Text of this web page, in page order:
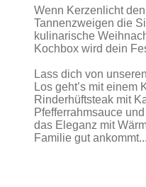
Wenn Kerzenlicht
Tannenzweigen die
kulinarische
Kochbox wird dein
Lass dich von
Los geht’s mit einem
Rinderhüftsteak mit
Pfefferrahmsauce
das Eleganz mit
Familie gut ankommt...